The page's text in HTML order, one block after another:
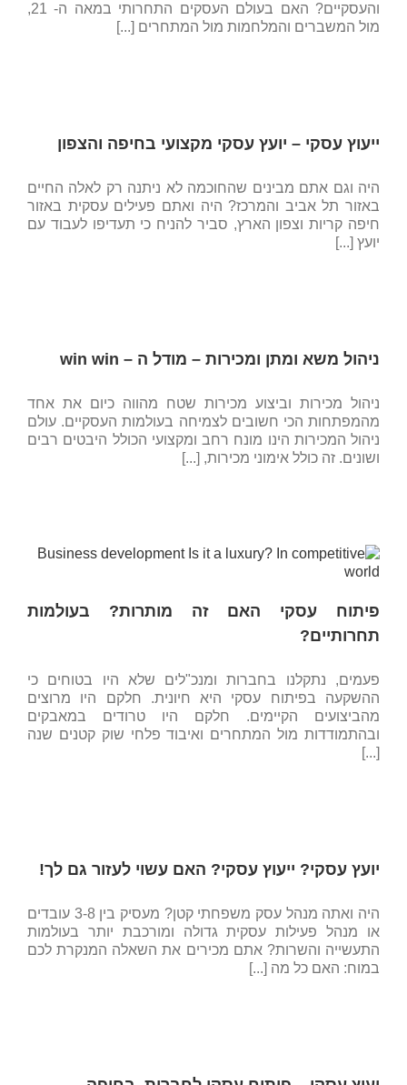
והעסקיים? האם בעולם העסקים התחרותי במאה ה- 21,
מול המשברים והמלחמות מול המתחרים [...]
ייעוץ עסקי – יועץ עסקי מקצועי בחיפה והצפון
היה וגם אתם מבינים שהחוכמה לא ניתנה רק לאלה החיים
באזור תל אביב והמרכז? היה ואתם פעילים עסקית באזור
חיפה קריות וצפון הארץ, סביר להניח כי תעדיפו לעבוד עם
יועץ [...]
ניהול משא ומתן ומכירות – מודל ה – win win
ניהול מכירות וביצוע מכירות שטח מהווה כיום את אחד
מהמפתחות הכי חשובים לצמיחה בעולמות העסקיים. עולם
ניהול המכירות הינו מונח רחב ומקצועי הכולל היבטים רבים
ושונים. זה כולל אימוני מכירות, [...]
פיתוח עסקי האם זה מותרות? בעולמות
תחרותיים?
פעמים, נתקלנו בחברות ומנכ"לים שלא היו בטוחים כי
ההשקעה בפיתוח עסקי היא חיונית. חלקם היו מרוצים
מהביצועים הקיימים. חלקם היו טרודים במאבקים
ובהתמודדות מול המתחרים ואיבוד פלחי שוק קטנים שנה
[...]
יועץ עסקי? ייעוץ עסקי? האם עשוי לעזור גם לך!
היה ואתה מנהל עסק משפחתי קטן? מעסיק בין 3-8 עובדים
או מנהל פעילות עסקית גדולה ומורכבת יותר בעולמות
התעשייה והשרות? אתם מכירים את השאלה המנקרת לכם
במוח: האם כל מה [...]